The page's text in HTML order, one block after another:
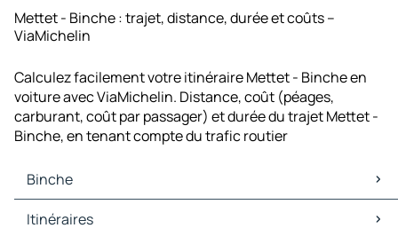
Mettet - Binche : trajet, distance, durée et coûts –
ViaMichelin
Calculez facilement votre itinéraire Mettet - Binche en
voiture avec ViaMichelin. Distance, coût (péages,
carburant, coût par passager) et durée du trajet Mettet -
Binche, en tenant compte du trafic routier
Binche
Binche Cartes et plans
Itinéraires